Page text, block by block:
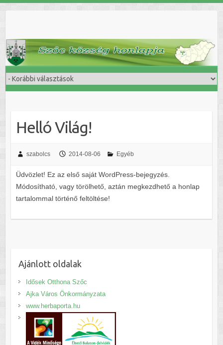
Helló Világ!
szabolcs 2014-08-06 Egyéb
Üdvözlet! Ez az első saját WordPress-bejegyzés.
Módosítható, vagy törölhető, aztán megkezdhető a honlap
tartalommal történő feltöltése!
Ajánlott oldalak
Idősek Otthona Szőc
Ajka Város Önkormányzata
www.herbaporta.hu